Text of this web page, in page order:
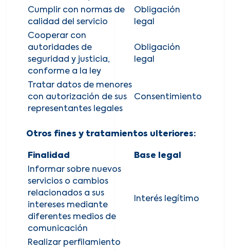
Cumplir con normas de
calidad del servicio
Obligación
legal
Cooperar con
autoridades de
seguridad y justicia,
conforme a la ley
Obligación
legal
Tratar datos de menores
con autorización de sus
representantes legales
Consentimiento
Otros fines y tratamientos ulteriores:
Finalidad
Base legal
Informar sobre nuevos
servicios o cambios
relacionados a sus
intereses mediante
diferentes medios de
comunicación
Interés legítimo
Realizar perfilamiento